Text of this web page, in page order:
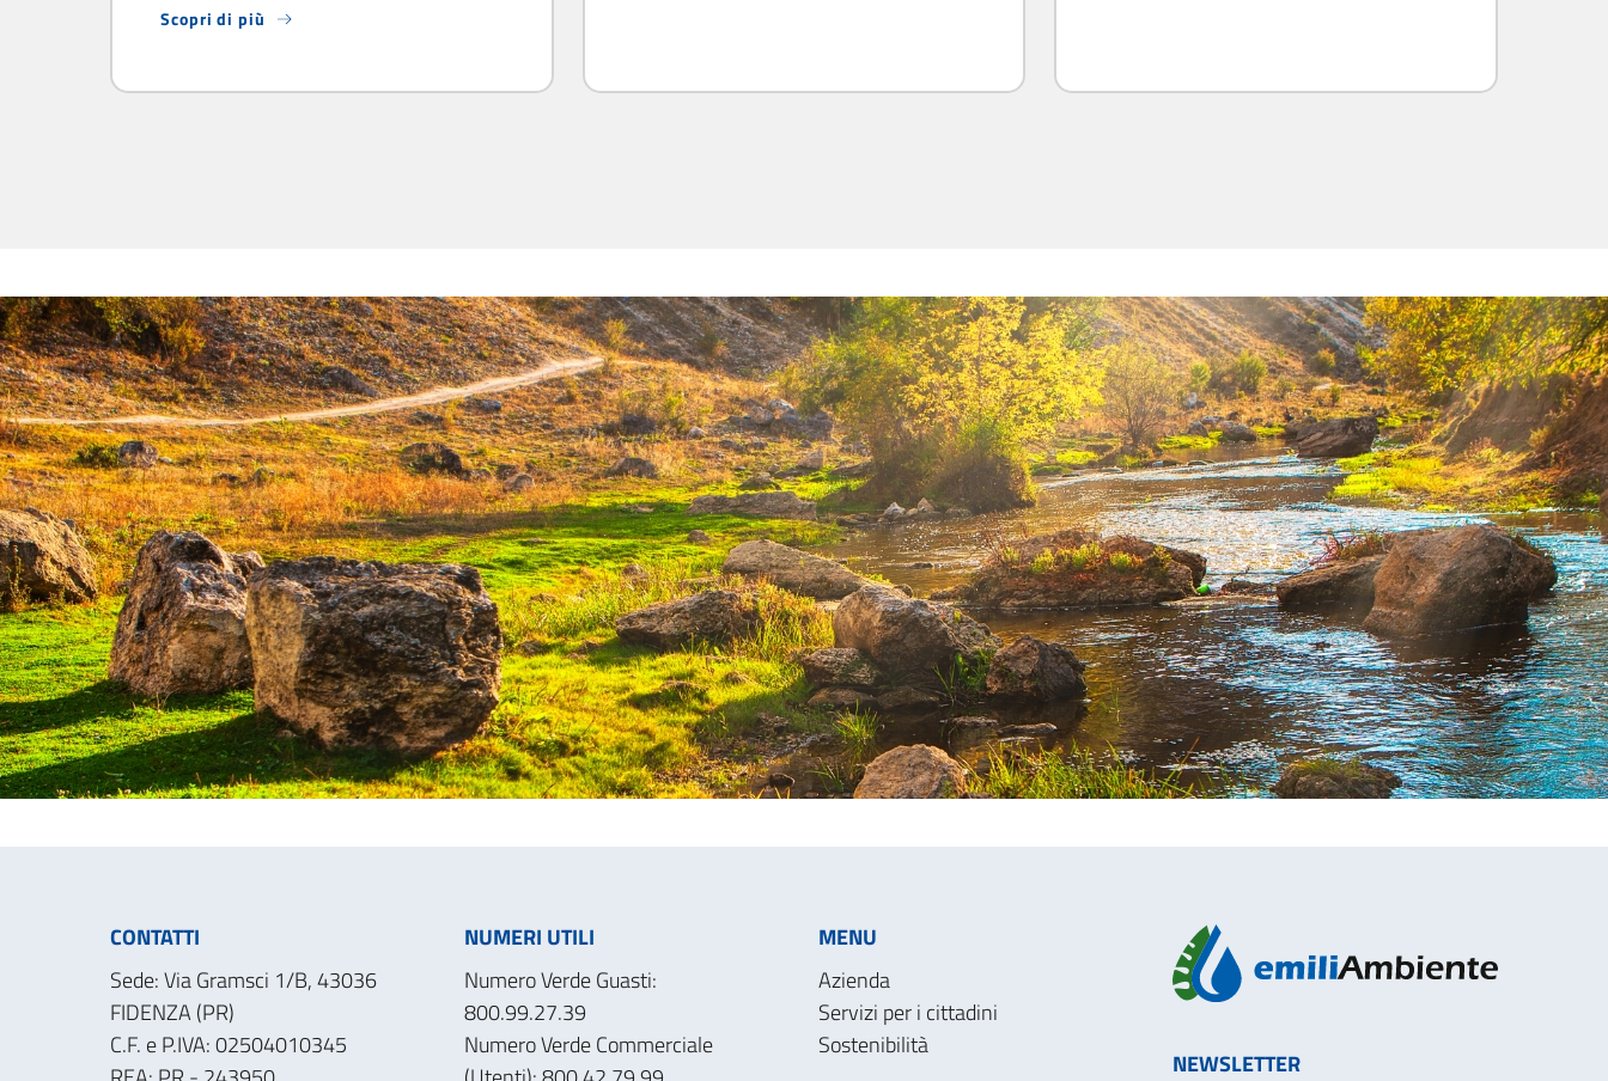
Scopri di più
CONTATTI
Sede: Via Gramsci 1/B, 43036
FIDENZA (PR)
C.F. e P.IVA: 02504010345
NUMERI UTILI
Numero Verde Guasti:
800.99.27.39
Numero Verde Commerciale
MENU
Azienda
Servizi per i cittadini
Sostenibilità
NEWSLETTER